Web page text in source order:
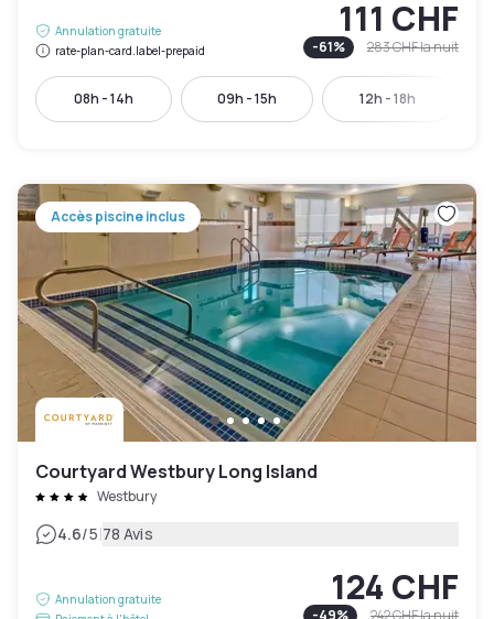
Annulation gratuite
rate-plan-card.label-prepaid
111 CHF
-61% 283 CHFla nuit
08h - 14h 09h - 15h 12h - 18h
Accès piscine inclus
Courtyard Westbury Long Island
Westbury
4.6/5|78 Avis
Annulation gratuite
124 CHF
-49% 242 CHFla nuit